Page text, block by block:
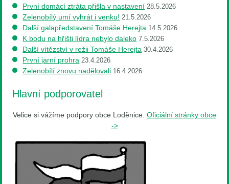
První domácí ztráta přišla v nastavení 28.5.2026
Zelenobílý umí vyhrát i venku! 21.5.2026
Další galapředstavení Tomáše Herejta 14.5.2026
K bodu na hřišti lídra nebylo daleko 7.5.2026
Další vítězství v režii Tomáše Herejta 30.4.2026
První jarní prohra 23.4.2026
Zelenobílí znovu nadělovali 16.4.2026
Hlavní podporovatel
Velice si vážíme podpory obce Loděnice. Oficiální stránky obce
->